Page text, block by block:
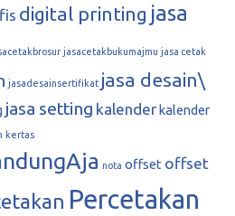
digital printing jasa
jasacetakbukumajmu jasa cetak
jasadesainsertifikat jasa desain\
jasa setting kalender kalender
kertas
nota offset offset
Percetakan